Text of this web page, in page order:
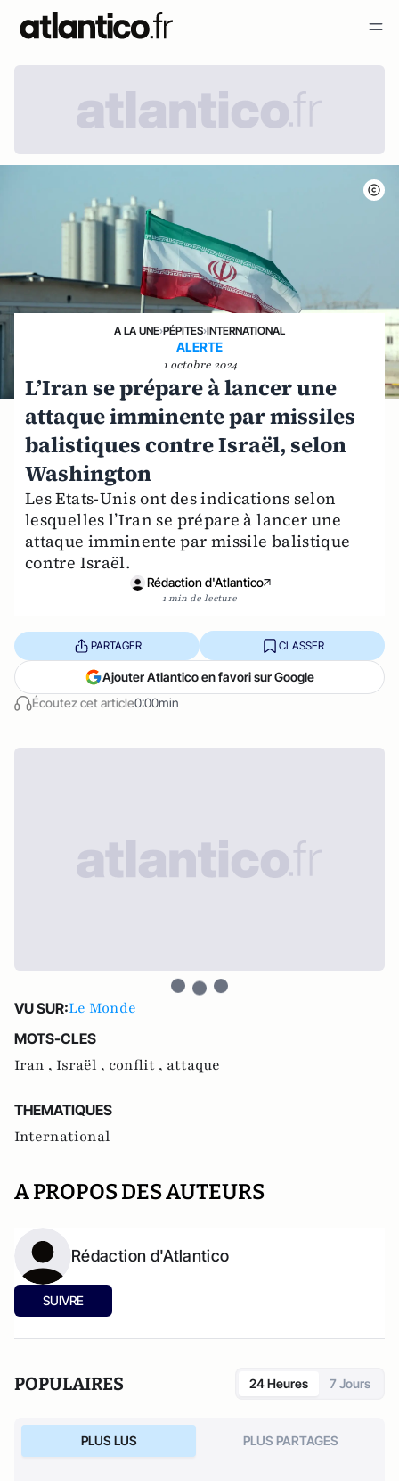
A LA UNE›PÉPITES›INTERNATIONAL
ALERTE
1 octobre 2024
L’Iran se prépare à lancer une
attaque imminente par missiles
balistiques contre Israël, selon
Washington
Les Etats-Unis ont des indications selon
lesquelles l’Iran se prépare à lancer une
attaque imminente par missile balistique
contre Israël.
Rédaction d'Atlantico
1 min de lecture
Écoutez cet article0:00min
PARTAGER CLASSER
Ajouter Atlantico en favori sur Google
VU SUR:Le Monde
MOTS-CLES
Iran , Israël , conflit , attaque
THEMATIQUES
International
A PROPOS DES AUTEURS
Rédaction d'Atlantico
SUIVRE
POPULAIRES 24 Heures 7 Jours
PLUS LUS PLUS PARTAGES